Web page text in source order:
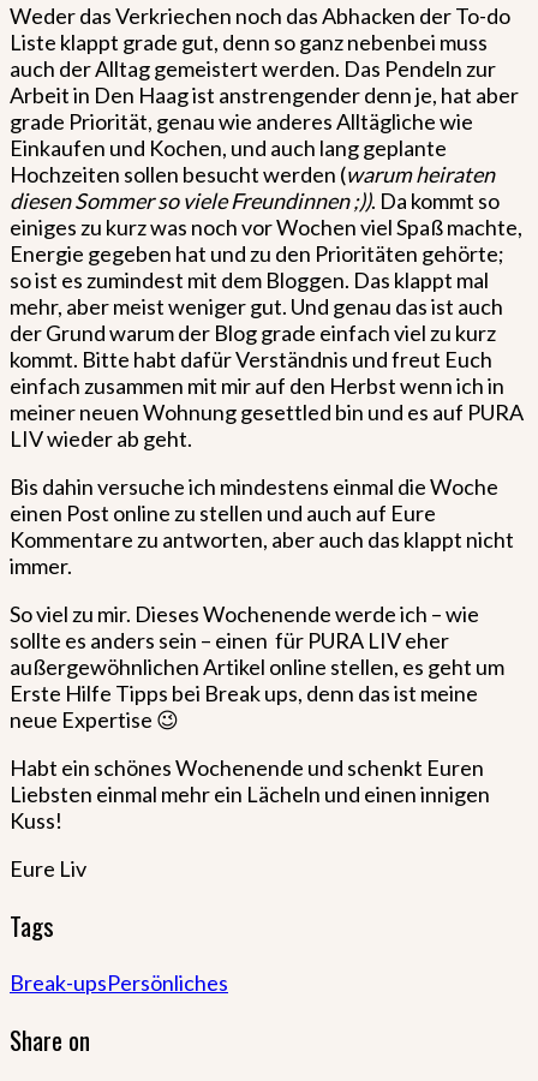
Weder das Verkriechen noch das Abhacken der To-do
Liste klappt grade gut, denn so ganz nebenbei muss
auch der Alltag gemeistert werden. Das Pendeln zur
Arbeit in Den Haag ist anstrengender denn je, hat aber
grade Priorität, genau wie anderes Alltägliche wie
Einkaufen und Kochen, und auch lang geplante
Hochzeiten sollen besucht werden (warum heiraten
diesen Sommer so viele Freundinnen ;)). Da kommt so
einiges zu kurz was noch vor Wochen viel Spaß machte,
Energie gegeben hat und zu den Prioritäten gehörte;
so ist es zumindest mit dem Bloggen. Das klappt mal
mehr, aber meist weniger gut. Und genau das ist auch
der Grund warum der Blog grade einfach viel zu kurz
kommt. Bitte habt dafür Verständnis und freut Euch
einfach zusammen mit mir auf den Herbst wenn ich in
meiner neuen Wohnung gesettled bin und es auf PURA
LIV wieder ab geht.
Bis dahin versuche ich mindestens einmal die Woche
einen Post online zu stellen und auch auf Eure
Kommentare zu antworten, aber auch das klappt nicht
immer.
So viel zu mir. Dieses Wochenende werde ich – wie
sollte es anders sein – einen für PURA LIV eher
außergewöhnlichen Artikel online stellen, es geht um
Erste Hilfe Tipps bei Break ups, denn das ist meine
neue Expertise 😉
Habt ein schönes Wochenende und schenkt Euren
Liebsten einmal mehr ein Lächeln und einen innigen
Kuss!
Eure Liv
Tags
Break-upsPersönliches
Share on